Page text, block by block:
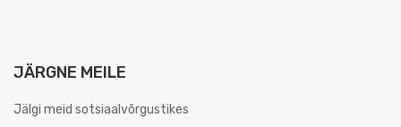
JÄRGNE MEILE
Jälgi meid sotsiaalvõrgustikes